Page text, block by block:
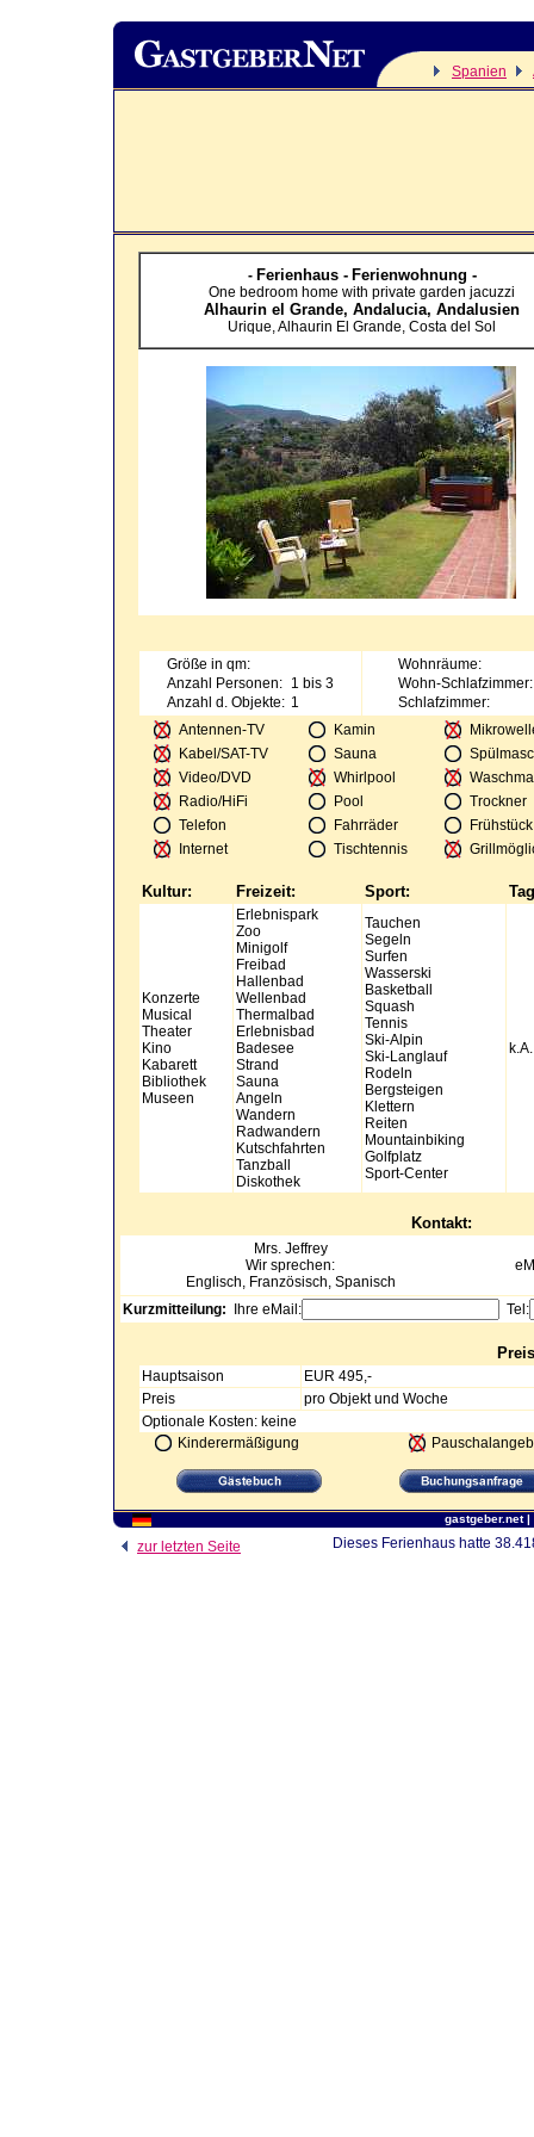
Spanien
- Ferienhaus - Ferienwohnung -
One bedroom home with private garden jacuzzi
Alhaurin el Grande, Andalucia, Andalusien
Urique, Alhaurin El Grande, Costa del Sol
Größe in qm:
Anzahl Personen:
1 bis 3
Anzahl d. Objekte: 1
Wohnräume:
Wohn-Schlafzimmer:
Schlafzimmer:
Antennen-TV
Kamin
Kabel/SAT-TV
Sauna
Video/DVD
Whirlpool
Radio/HiFi
Pool
Trockner
Telefon
Fahrräder
Internet
Tischtennis
Kultur: Freizeit: Sport:
Konzerte
Musical
Theater
Kino
Kabarett
Bibliothek
Museen
Erlebnispark
Zoo
Minigolf
Freibad
Hallenbad
Wellenbad
Thermalbad
Erlebnisbad
Badesee
Strand
Sauna
Angeln
Wandern
Radwandern
Kutschfahrten
Tanzball
Diskothek
Tauchen
Segeln
Surfen
Wasserski
Basketball
Squash
Tennis
Ski-Alpin
Ski-Langlauf
Rodeln
Bergsteigen
Klettern
Reiten
Mountainbiking
Golfplatz
Sport-Center
k.A.
Kontakt:
Mrs. Jeffrey
Wir sprechen:
Englisch, Französisch, Spanisch
Kurzmitteilung: Ihre eMail: Tel:
Hauptsaison
EUR 495,-
Preis
pro Objekt und Woche
Optionale Kosten: keine
Kinderermäßigung
gastgeber.net|
zur letzten Seite Dieses Ferienhaus hatte